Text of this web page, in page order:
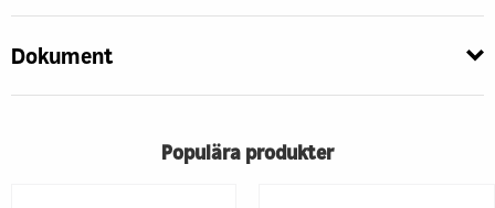
Dokument
Populära produkter